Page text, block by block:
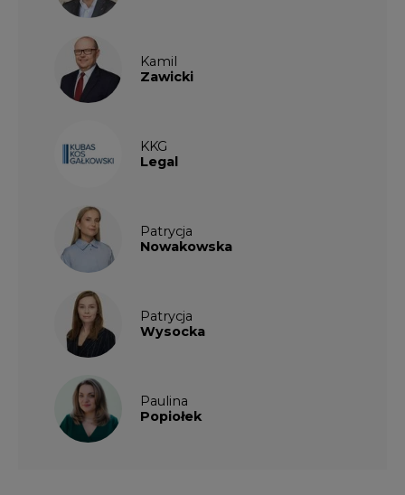
Kamil
Zawicki
KKG
Legal
Patrycja
Nowakowska
Patrycja
Wysocka
Paulina
Popiołek